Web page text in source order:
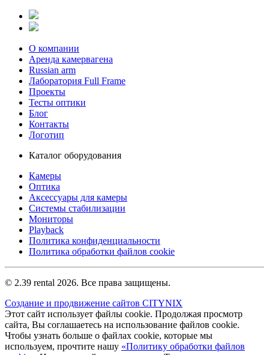
О компании
Аренда камервагена
Russian arm
Лаборатория Full Frame
Проекты
Тесты оптики
Блог
Контакты
Логотип
Каталог оборудования
Камеры
Оптика
Аксессуары для камеры
Системы стабилизации
Мониторы
Playback
Политика конфиденциальности
Политика обработки файлов cookie
© 2.39 rental 2026. Все права защищены.
Создание и продвижение сайтов CITYNIX
Этот сайт использует файлы cookie. Продолжая просмотр
сайта, Вы соглашаетесь на использование файлов cookie.
Чтобы узнать больше о файлах cookie, которые мы
используем, прочтите нашу «Политику обработки файлов